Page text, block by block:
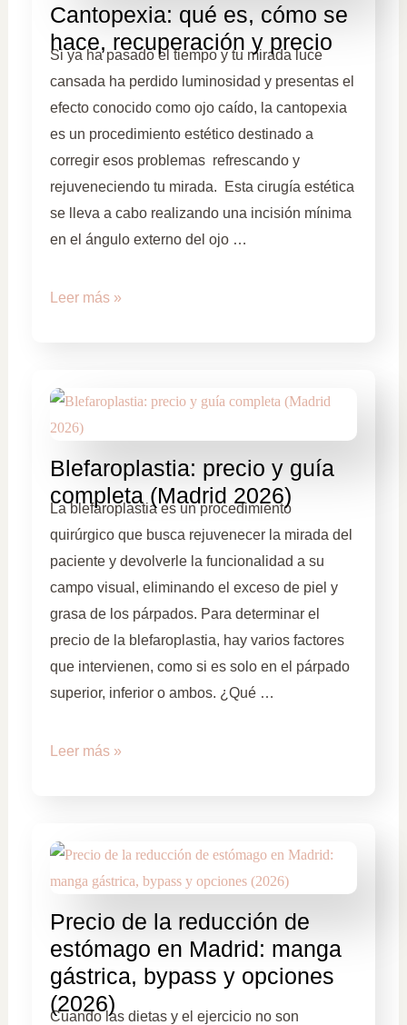
Cantopexia: qué es, cómo se
hace, recuperación y precio
Si ya ha pasado el tiempo y tu mirada luce
cansada ha perdido luminosidad y presentas el
efecto conocido como ojo caído, la cantopexia
es un procedimiento estético destinado a
corregir esos problemas refrescando y
rejuveneciendo tu mirada. Esta cirugía estética
se lleva a cabo realizando una incisión mínima
en el ángulo externo del ojo …
Leer más »
Blefaroplastia: precio y guía
completa (Madrid 2026)
La blefaroplastia es un procedimiento
quirúrgico que busca rejuvenecer la mirada del
paciente y devolverle la funcionalidad a su
campo visual, eliminando el exceso de piel y
grasa de los párpados. Para determinar el
precio de la blefaroplastia, hay varios factores
que intervienen, como si es solo en el párpado
superior, inferior o ambos. ¿Qué …
Leer más »
Precio de la reducción de
estómago en Madrid: manga
gástrica, bypass y opciones
(2026)
Cuando las dietas y el ejercicio no son